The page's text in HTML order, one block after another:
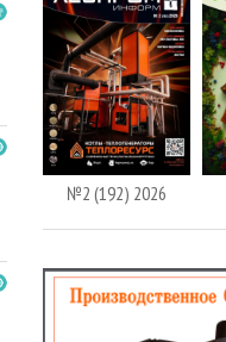
№2 (192) 2026